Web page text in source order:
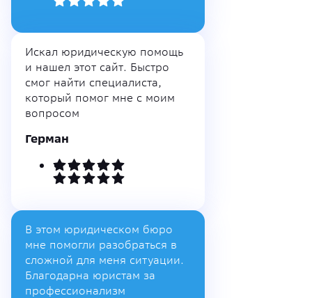
Искал юридическую помощь
и нашел этот сайт. Быстро
смог найти специалиста,
который помог мне с моим
вопросом
Герман
В этом юридическом бюро
мне помогли разобраться в
сложной для меня ситуации.
Благодарна юристам за
профессионализм